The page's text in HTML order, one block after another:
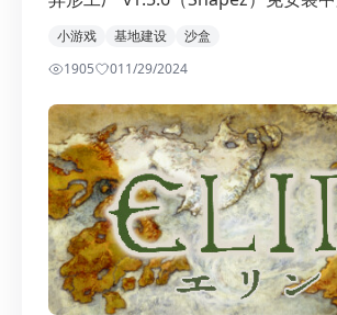
小游戏 基地建设
沙盒
1905
011/29/2024